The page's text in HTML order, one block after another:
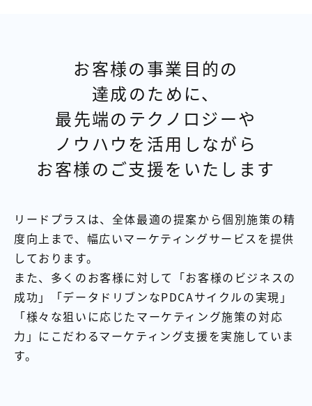
【店舗型ビジネス向け】エリ
マーケティングサービス
【金融機関向け】マーケティ
ング
サービス
【IT企業向け】マーケティン
サービス
SNSアカウント運用代行サー
【クリニック向け】新規集患
Web広告サービス
【歯科業界向け】新規集患
Web広告パッケージ
【塾・個別塾業界向け】新規
集客Web広告パッケージ
ジ
商圏ねらいうちパッケージ 求人パッケージ
Web制作の製品
お客様の事業目的の
達成のために、
最先端のテクノロジーや
ノウハウを活用しながら
お客様のご支援をいたします
リードプラスは、全体最適の提案から個別施策の精
度向上まで、幅広いマーケティングサービスを提供
しております。
また、多くのお客様に対して「お客様のビジネスの
成功」「データドリブンなPDCAサイクルの実現」
「様々な狙いに応じたマーケティング施策の対応
力」にこだわるマーケティング支援を実施していま
す。